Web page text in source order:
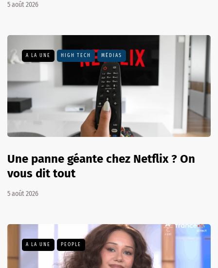
5 août 2026
A LA UNE HIGH TECH MÉDIAS
Une panne géante chez Netflix ? On
vous dit tout
5 août 2026
A LA UNE PEOPLE